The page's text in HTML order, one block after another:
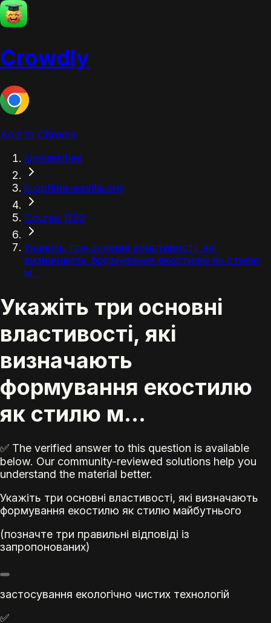
Crowdly
Add to Chrome
Universities
b.optima-osvita.org
Course 1130
Укажіть три основні властивості, які
визначають формування екостилю як стилю
м...
Укажіть три основні
властивості, які
визначають
формування екостилю
як стилю м...
✅ The verified answer to this question is available
below. Our community-reviewed solutions help you
understand the material better.
Укажіть три основні властивості, які визначають
формування екостилю як стилю майбутнього
(позначте три правильні відповіді із
запропонованих)
застосування екологічно чистих технологій
✅